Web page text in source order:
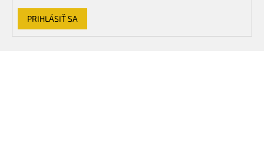
PRIHLÁSIŤ SA